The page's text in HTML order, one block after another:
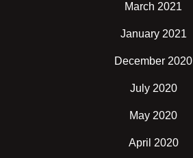
March 2021
January 2021
December 2020
July 2020
May 2020
April 2020